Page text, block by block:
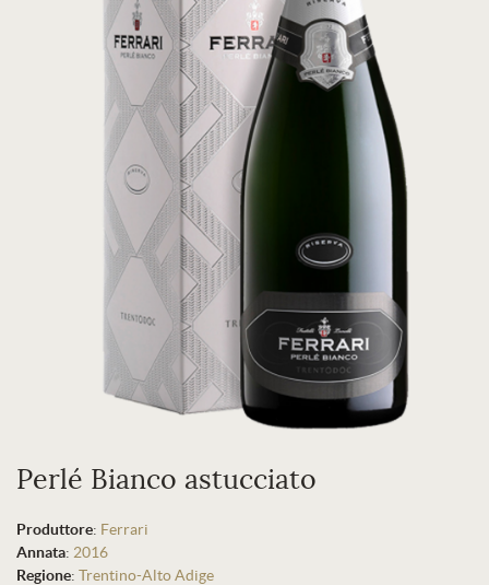
Perlé Bianco astucciato
Produttore: Ferrari
Annata: 2016
Regione: Trentino-Alto Adige